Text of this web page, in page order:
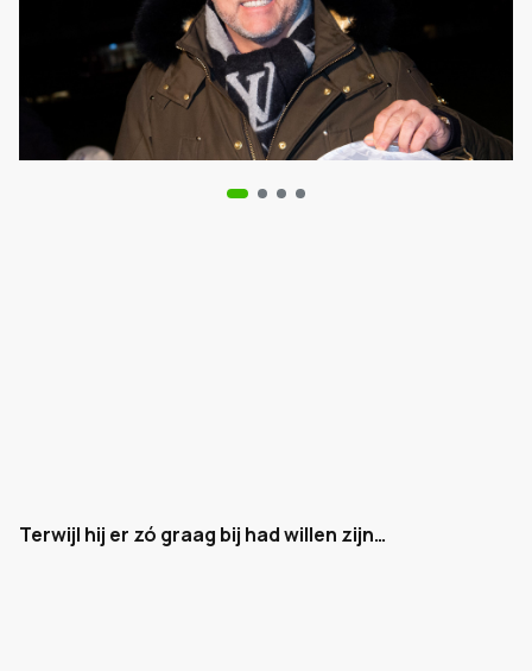
Terwijl hij er zó graag bij had willen zijn…